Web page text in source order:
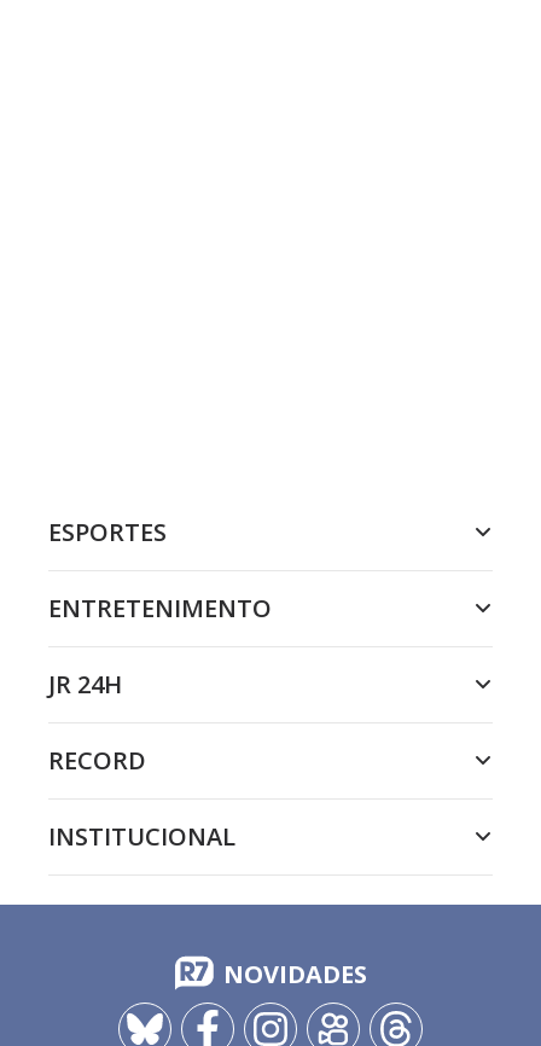
ESPORTES
ENTRETENIMENTO
JR 24H
RECORD
INSTITUCIONAL
NOVIDADES